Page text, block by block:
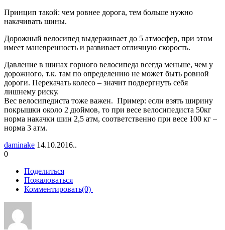
Принцип такой: чем ровнее дорога, тем больше нужно
накачивать шины.
Дорожный велосипед выдерживает до 5 атмосфер, при этом
имеет маневренность и развивает отличную скорость.
Давление в шинах горного велосипеда всегда меньше, чем у
дорожного, т.к. там по определению не может быть ровной
дороги. Перекачать колесо – значит подвергнуть себя
лишнему риску.
Вес велосипедиста тоже важен. Пример: если взять ширину
покрышки около 2 дюймов, то при весе велосипедиста 50кг
норма накачки шин 2,5 атм, соответственно при весе 100 кг –
норма 3 атм.
daminake 14.10.2016..
0
Поделиться
Пожаловаться
Комментировать(0)